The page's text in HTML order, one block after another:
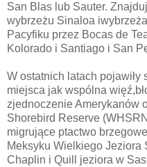
San Blas lub Sauter.
wybrzeżu Sinaloa
Pacyfiku przez Bocas de
Kolorado i Santiago i San
W ostatnich latach pojawiły
miejsca jak wspólna
zjednoczenie Amerykanów
Shorebird Reserve
migrujące ptactwo
Meksyku Wielkiego Jeziora
Chaplin i Quill jeziora w